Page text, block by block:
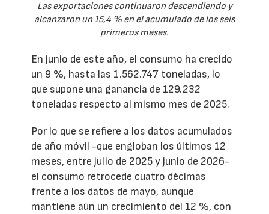
Las exportaciones continuaron descendiendo y
alcanzaron un 15,4 % en el acumulado de los seis
primeros meses.
En junio de este año, el consumo ha crecido
un 9 %, hasta las 1.562.747 toneladas, lo
que supone una ganancia de 129.232
toneladas respecto al mismo mes de 2025.
Por lo que se refiere a los datos acumulados
de año móvil -que engloban los últimos 12
meses, entre julio de 2025 y junio de 2026-
el consumo retrocede cuatro décimas
frente a los datos de mayo, aunque
mantiene aún un crecimiento del 12 %, con